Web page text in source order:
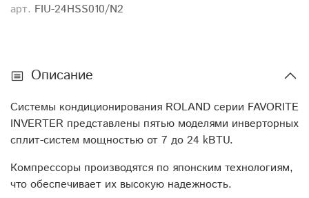
арт. FIU-24HSS010/N2
Описание
Системы кондиционирования ROLAND серии FAVORITE
INVERTER представлены пятью моделями инверторных
сплит-систем мощностью от 7 до 24 kBTU.
Компрессоры производятся по японским технологиям,
что обеспечивает их высокую надежность.